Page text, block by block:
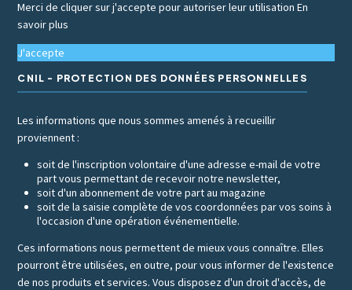
Merci de cliquer sur j'accepte pour autoriser leur utilisationEn
savoir plus
J'accepte
CNIL - PROTECTION DES DONNÉES PERSONNELLES
Les informations que nous sommes amenés à recueillir
proviennent :
soit de l'inscription volontaire d'une adresse e-mail de votre
part vous permettant de recevoir notre newsletter,
soit d'un abonnement de votre part au magazine
soit de la saisie complète de vos coordonnées par vos soins à
l'occasion d'une opération événementielle.
Ces informations nous permettent de mieux vous connaître. Elles
pourront être utilisées, en outre, pour vous informer de l'existence
de nos produits et services. Vous disposez d'un droit d'accès, de